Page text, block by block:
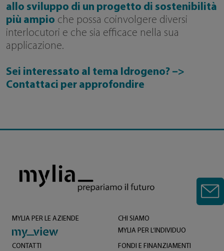
allo sviluppo di un progetto di sostenibilità
più ampio che possa coinvolgere diversi
interlocutori e che sia efficace nella sua
applicazione.
Sei interessato al tema Idrogeno? –>
Contattaci per approfondire
MYLIA PER LE AZIENDE
CHI SIAMO
MYLIA PER L’INDIVIDUO
CONTATTI FONDI E FINANZIAMENTI